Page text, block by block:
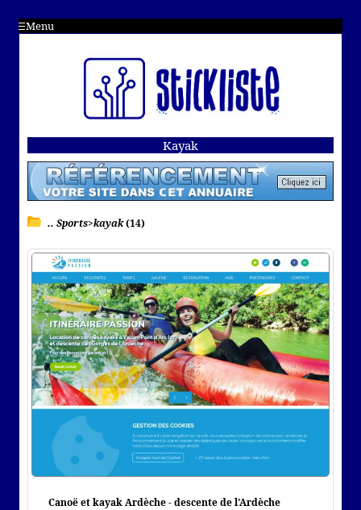
Menu
Kayak
.. Sports>kayak(14)
Canoë et kayak Ardèche - descente de l'Ardèche